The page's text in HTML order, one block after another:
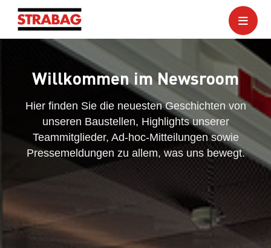
Willkommen im Newsroom
Hier finden Sie die neuesten Geschichten von
unseren Baustellen, Highlights unserer
Teammitglieder, Ad-hoc-Mitteilungen sowie
Pressemeldungen zu allem, was uns bewegt.